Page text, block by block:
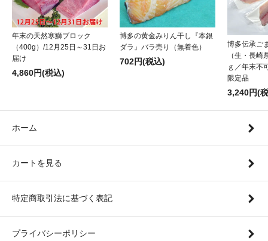
年末の天然寒鰤ブロック
（400g）/12月25日～31日お
届け
4,860円(税込)
博多の黄金みりん干し『本銀
ダラ』バラ売り（無着色）
702円(税込)
博多伝承ご
（生・長
ｇ／年末不
限定品
3,240円(
ホーム
カートを見る
特定商取引法に基づく表記
プライバシーポリシー